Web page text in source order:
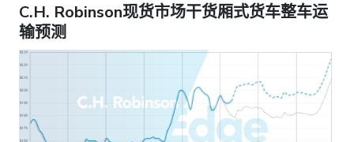
C.H. Robinson现货市场干货厢式货车整车运
输预测